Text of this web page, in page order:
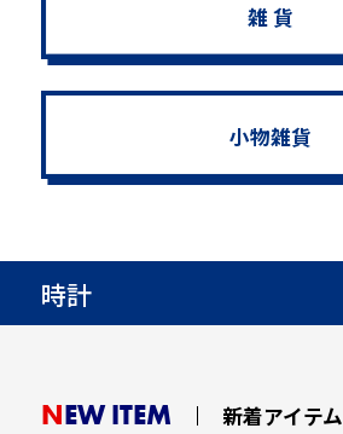
雑 貨
小物雑貨
時計
NEW ITEM 新着アイテム